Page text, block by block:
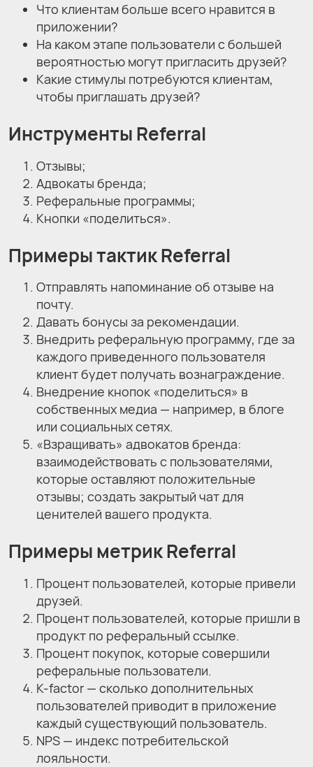
Что клиентам больше всего нравится в
приложении?
На каком этапе пользователи с большей
вероятностью могут пригласить друзей?
Какие стимулы потребуются клиентам,
чтобы приглашать друзей?
Инструменты Referral
Отзывы;
Адвокаты бренда;
Реферальные программы;
Кнопки «поделиться».
Примеры тактик Referral
Отправлять напоминание об отзыве на
почту.
Давать бонусы за рекомендации.
Внедрить реферальную программу, где за
каждого приведенного пользователя
клиент будет получать вознаграждение.
Внедрение кнопок «поделиться» в
собственных медиа — например, в блоге
или социальных сетях.
«Взращивать» адвокатов бренда:
взаимодействовать с пользователями,
которые оставляют положительные
отзывы; создать закрытый чат для
ценителей вашего продукта.
Примеры метрик Referral
Процент пользователей, которые привели
друзей.
Процент пользователей, которые пришли в
продукт по реферальный ссылке.
Процент покупок, которые совершили
реферальные пользователи.
K-factor — сколько дополнительных
пользователей приводит в приложение
каждый существующий пользователь.
NPS — индекс потребительской
лояльности.